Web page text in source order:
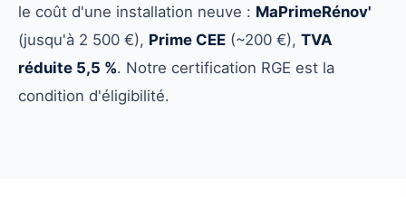
le coût d'une installation neuve : MaPrimeRénov'
(jusqu'à 2 500 €), Prime CEE (~200 €), TVA
réduite 5,5 %. Notre certification RGE est la
condition d'éligibilité.